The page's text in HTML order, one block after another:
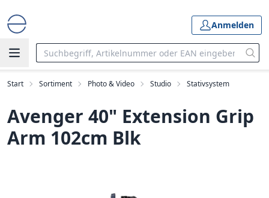
Anmelden
Start Sortiment Photo & Video Studio Stativsystem
Avenger 40" Extension Grip
Arm 102cm Blk